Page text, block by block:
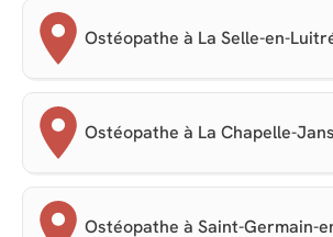
Ostéopathe à La Selle-en-
Ostéopathe à La Chapelle-
Ostéopathe à Saint-Germain-